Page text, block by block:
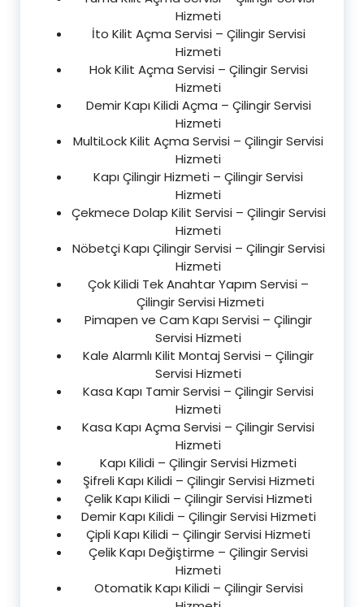
Hizmeti
İto Kilit Açma Servisi – Çilingir Servisi
Hizmeti
Hok Kilit Açma Servisi – Çilingir Servisi
Hizmeti
Demir Kapı Kilidi Açma – Çilingir Servisi
Hizmeti
MultiLock Kilit Açma Servisi – Çilingir Servisi
Hizmeti
Kapı Çilingir Hizmeti – Çilingir Servisi
Hizmeti
Çekmece Dolap Kilit Servisi – Çilingir Servisi
Hizmeti
Nöbetçi Kapı Çilingir Servisi – Çilingir Servisi
Hizmeti
Çok Kilidi Tek Anahtar Yapım Servisi –
Çilingir Servisi Hizmeti
Pimapen ve Cam Kapı Servisi – Çilingir
Servisi Hizmeti
Kale Alarmlı Kilit Montaj Servisi – Çilingir
Servisi Hizmeti
Kasa Kapı Tamir Servisi – Çilingir Servisi
Hizmeti
Kasa Kapı Açma Servisi – Çilingir Servisi
Hizmeti
Kapı Kilidi – Çilingir Servisi Hizmeti
Şifreli Kapı Kilidi – Çilingir Servisi Hizmeti
Çelik Kapı Kilidi – Çilingir Servisi Hizmeti
Demir Kapı Kilidi – Çilingir Servisi Hizmeti
Çipli Kapı Kilidi – Çilingir Servisi Hizmeti
Çelik Kapı Değiştirme – Çilingir Servisi
Hizmeti
Otomatik Kapı Kilidi – Çilingir Servisi